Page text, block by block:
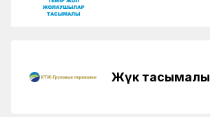
Жүк тасымалы